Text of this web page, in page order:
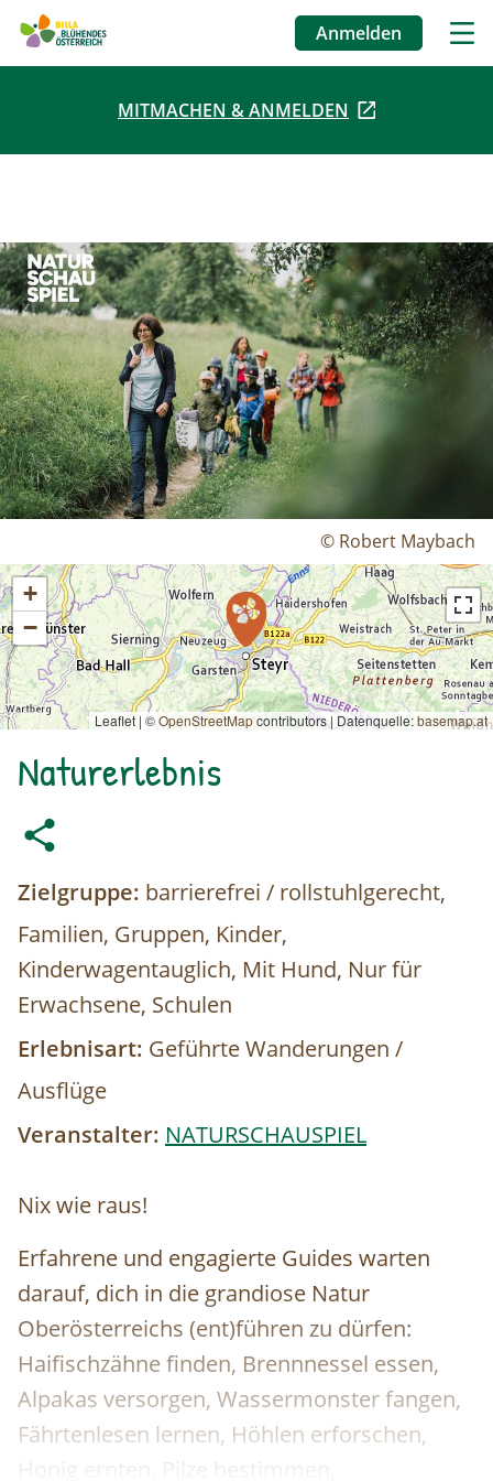
Direkt
Benutzermenü
Anmelden
MITMACHEN & ANMELDEN
© Robert Maybach
+
−
Leaflet | ©OpenStreetMapcontributors| Datenquelle:basemap.at
Naturerlebnis
Zielgruppe: barrierefrei / rollstuhlgerecht,
Familien, Gruppen, Kinder,
Kinderwagentauglich, Mit Hund, Nur für
Erwachsene, Schulen
Erlebnisart: Geführte Wanderungen /
Ausflüge
Veranstalter: NATURSCHAUSPIEL
Nix wie raus!
Erfahrene und engagierte Guides warten
darauf, dich in die grandiose Natur
Oberösterreichs (ent)führen zu dürfen:
Haifischzähne finden, Brennnessel essen,
Alpakas versorgen, Wassermonster fangen,
Fährtenlesen lernen, Höhlen erforschen,
Honig ernten, Pilze bestimmen,